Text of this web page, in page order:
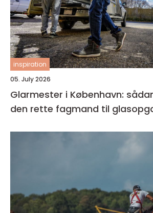
inspiration
05. July 2026
Glarmester i København:
den rette fagmand til